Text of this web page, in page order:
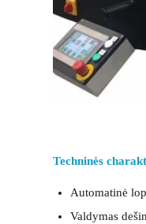
Techninės
Automatinė
Valdymas